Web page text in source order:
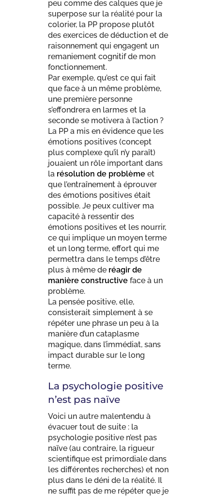
peu comme des calques que je
superpose sur la réalité pour la
colorier, la PP propose plutôt
des exercices de déduction et de
raisonnement qui engagent un
remaniement cognitif de mon
fonctionnement.
Par exemple, qu’est ce qui fait
que face à un même problème,
une première personne
s’effondrera en larmes et la
seconde se motivera à l’action ?
La PP a mis en évidence que les
émotions positives (concept
plus complexe qu’il n’y paraît)
jouaient un rôle important dans
la résolution de problèmeet
que l’entraînement à éprouver
des émotions positives était
possible. Je peux cultiver ma
capacité à ressentir des
émotions positives et les nourrir,
ce qui implique un moyen terme
et un long terme, effort qui me
permettra dans le temps d’être
plus à même de réagir de
manière constructiveface à un
problème.
La pensée positive, elle,
consisterait simplement à se
répéter une phrase un peu à la
manière d’un cataplasme
magique, dans l’immédiat, sans
impact durable sur le long
terme.
La psychologie positive
n’est pas naïve
Voici un autre malentendu à
évacuer tout de suite : la
psychologie positive n’est pas
naïve (au contraire, la rigueur
scientifique est primordiale dans
les différentes recherches) et non
plus dans le déni de la réalité. Il
ne suffit pas de me répéter que je